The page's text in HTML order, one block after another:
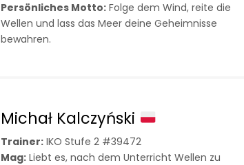
Persönliches Motto: Folge dem Wind, reite die
Wellen und lass das Meer deine Geheimnisse
bewahren.
Michał Kalczyński
Trainer: IKO Stufe 2 #39472
Mag: Liebt es, nach dem Unterricht Wellen zu